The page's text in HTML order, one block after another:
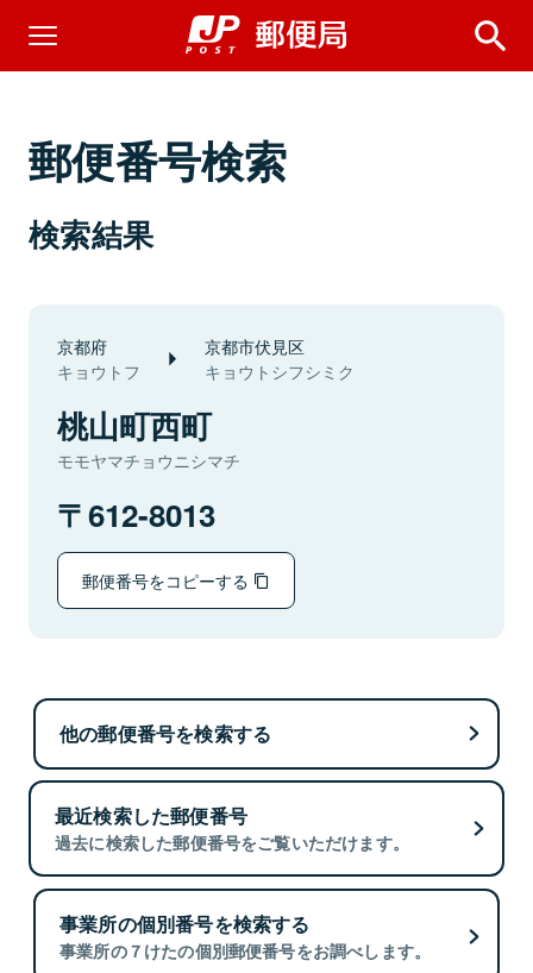
郵便番号検索
検索結果
京都府
キョウトフ
京都市伏見区
キョウトシフシミク
桃山町西町
モモヤマチョウニシマチ
612-8013
郵便番号をコピーする
他の郵便番号を検索する
最近検索した郵便番号
過去に検索した郵便番号をご覧いただけます。
事業所の個別番号を検索する
事業所の７けたの個別郵便番号をお調べします。